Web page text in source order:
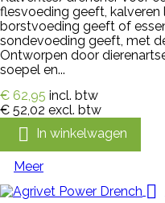
flesvoeding geeft, kalveren
borstvoeding geeft of
sondevoeding geeft, met
Ontworpen door
soepel en...
€ 62,95 incl. btw
€ 52,02 excl. btw
 In winkelwagen
Meer
